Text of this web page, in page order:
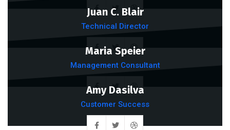
Juan C. Blair
Technical Director
Maria Speier
Management Consultant
Amy Dasilva
Customer Success